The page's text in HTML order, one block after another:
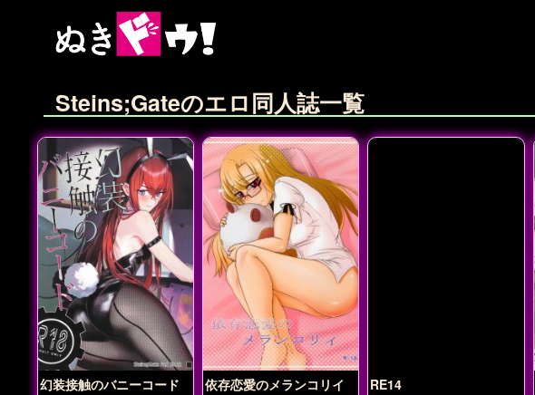
Steins;Gateのエロ同人誌一覧
幻装接触のバニーコード 依存恋愛のメランコリイ RE14